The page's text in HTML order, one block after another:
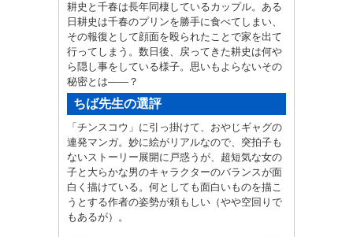
耕史と千春は長年同棲しているカップル。ある
日耕史は千春のプリンを勝手に食べてしまい、
その報復として顔面を殴られたことで家を出て
行ってしまう。数日後、戻ってきた耕史は何や
ら隠し事をしている様子。思いもよらないその
秘密とは――？
ちば先生の選評
「チンスコウ」に引っ掛けて、おやじギャグの
連発マンガ。妙に絵がリアルなので、突拍子も
ないストーリー展開に戸惑うが、超短気な女の
子と大らかな男のキャラクターのバランスが面
白く描けている。何としても面白いものを描こ
うとする作者の姿勢が頼もしい（やや空回りで
もあるが）。